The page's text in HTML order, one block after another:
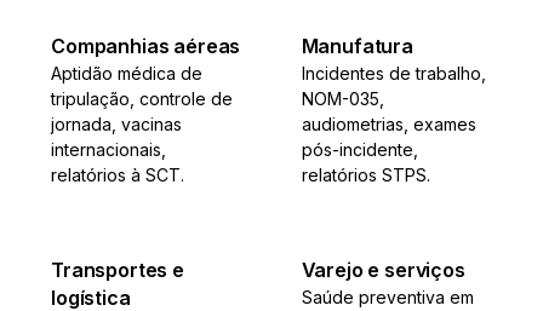
Companhias aéreas
Aptidão médica de
tripulação, controle de
jornada, vacinas
internacionais,
relatórios à SCT.
Manufatura
Incidentes de trabalho,
NOM-035,
audiometrias, exames
pós-incidente,
relatórios STPS.
Transportes e
logística
Varejo e serviços
Saúde preventiva em